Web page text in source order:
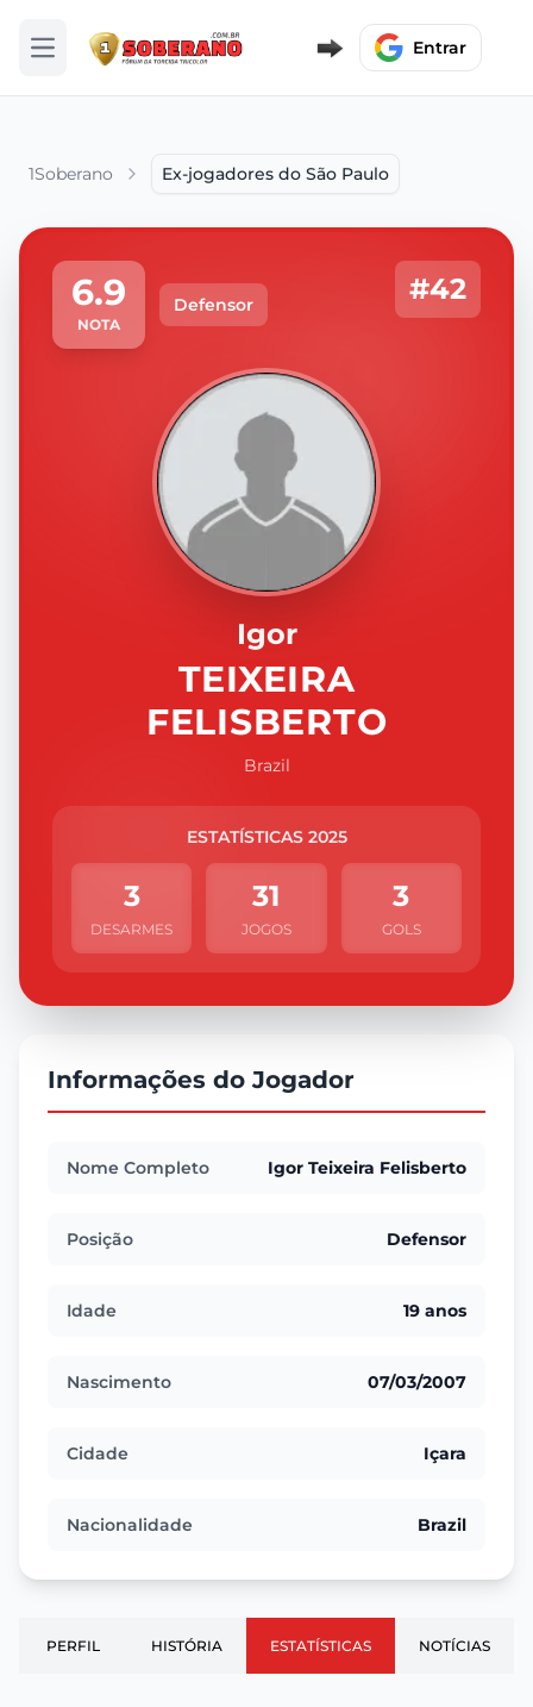
Abrir menu Entrar
1Soberano Ex-jogadores do São Paulo
6.9
NOTA
Defensor #42
Igor
TEIXEIRA
FELISBERTO
Brazil
ESTATÍSTICAS 2025
3
DESARMES
31
JOGOS
3
GOLS
Informações do Jogador
Nome Completo Igor Teixeira Felisberto
Posição Defensor
Idade 19 anos
Nascimento 07/03/2007
Cidade Içara
Nacionalidade Brazil
PERFIL HISTÓRIA ESTATÍSTICAS NOTÍCIAS